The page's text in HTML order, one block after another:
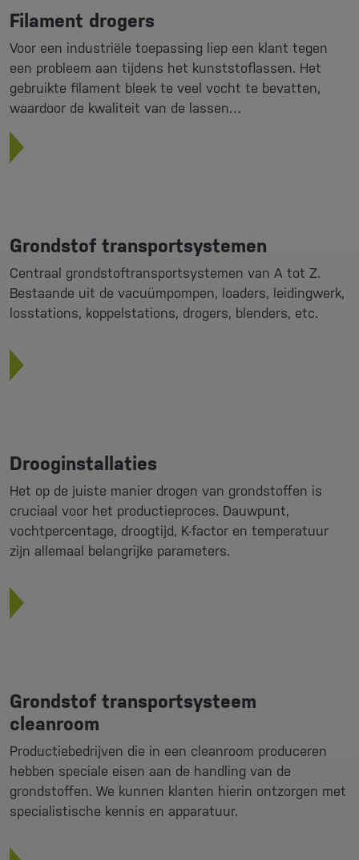
Filament drogers
Voor een industriële toepassing liep een klant tegen
een probleem aan tijdens het kunststoflassen. Het
gebruikte filament bleek te veel vocht te bevatten,
waardoor de kwaliteit van de lassen…
Grondstof transportsystemen
Centraal grondstoftransportsystemen van A tot Z.
Bestaande uit de vacuümpompen, loaders, leidingwerk,
losstations, koppelstations, drogers, blenders, etc.
Drooginstallaties
Het op de juiste manier drogen van grondstoffen is
cruciaal voor het productieproces. Dauwpunt,
vochtpercentage, droogtijd, K-factor en temperatuur
zijn allemaal belangrijke parameters.
Grondstof transportsysteem
cleanroom
Productiebedrijven die in een cleanroom produceren
hebben speciale eisen aan de handling van de
grondstoffen. We kunnen klanten hierin ontzorgen met
specialistische kennis en apparatuur.